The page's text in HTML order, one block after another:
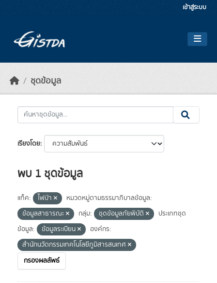
เข้าสู่ระบบ
ชุดข้อมูล
เรียงโดย
พบ 1 ชุดข้อมูล
แท็ค: ไฟป่า
หมวดหมู่ตามธรรมาภิบาลข้อมูล:
ข้อมูลสาธารณะ
กลุ่ม: ชุดข้อมูลภัยพิบัติ
ประเภทชุด
ข้อมูล:
ข้อมูลระเบียน
องค์กร:
สำนักนวัตกรรมเทคโนโลยีภูมิสารสนเทศ
กรองผลลัพธ์